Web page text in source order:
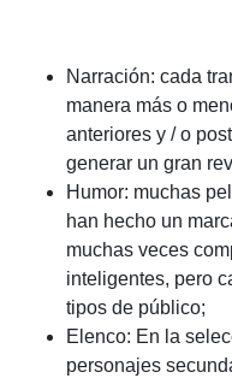
Narración: cada
manera más o
anteriores y / o
generar un gran
Humor: muchas
han hecho un
muchas veces
inteligentes, pero
tipos de público;
Elenco: En la
personajes